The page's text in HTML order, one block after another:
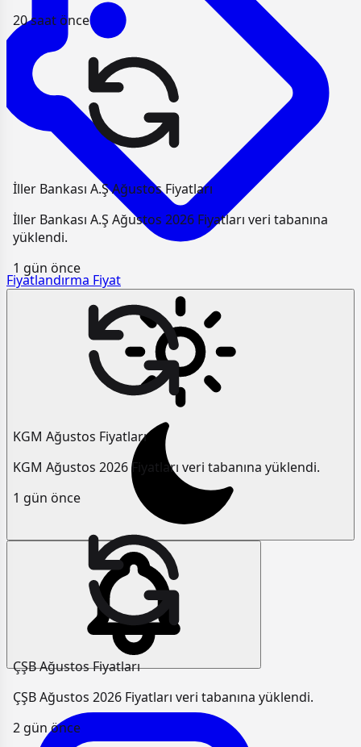
Fiyatlandırma Fiyat
20 saat önce
İller Bankası A.Ş Ağustos Fiyatları
İller Bankası A.Ş Ağustos 2026 Fiyatları veri tabanına
yüklendi.
1 gün önce
KGM Ağustos Fiyatları
KGM Ağustos 2026 Fiyatları veri tabanına yüklendi.
1 gün önce
ÇŞB Ağustos Fiyatları
ÇŞB Ağustos 2026 Fiyatları veri tabanına yüklendi.
2 gün önce